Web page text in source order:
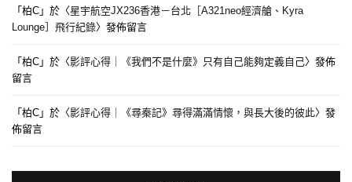
「 柏C 」於〈星宇航空JX236香港－台北［A321neo經濟艙、Kyra
Lounge］飛行紀錄〉發佈留言
「 柏C 」於〈影評心得｜《我們不是什麼》只有自己能夠定義自己〉發佈
留言
「 柏C 」於〈影評心得｜《尋秦記》尋得滿滿情懷，與長大後的彼此〉發
佈留言